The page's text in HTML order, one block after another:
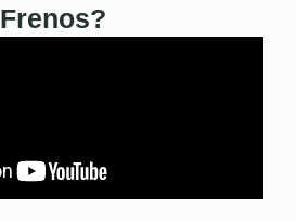
Frenos?